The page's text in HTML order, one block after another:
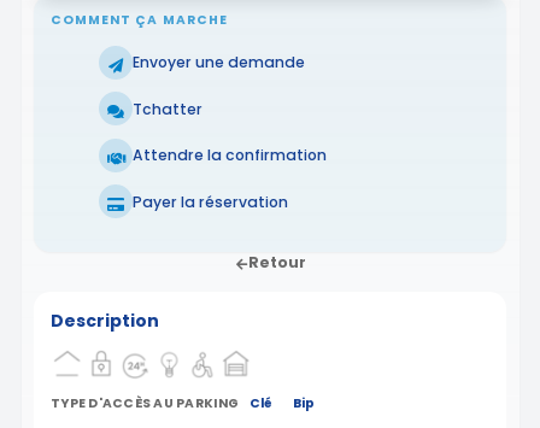
COMMENT ÇA MARCHE
Envoyer une demande
Tchatter
Attendre la confirmation
Payer la réservation
Retour
Description
TYPE D'ACCÈS AU PARKING Clé Bip